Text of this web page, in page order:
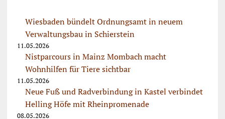
Wiesbaden bündelt Ordnungsamt in neuem
Verwaltungsbau in Schierstein
11.05.2026
Nistparcours in Mainz Mombach macht
Wohnhilfen für Tiere sichtbar
11.05.2026
Neue Fuß und Radverbindung in Kastel verbindet
Helling Höfe mit Rheinpromenade
08.05.2026